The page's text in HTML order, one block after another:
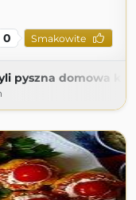
0 Smakowite
pyszna domowa